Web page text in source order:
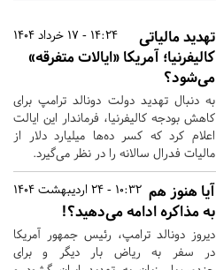
14:24 - 17 خرداد 1404
تهدید مالیاتی
کالیفرنیا؛ آمریکا «ایالات متفرقه»
می‌شود؟
به دنبال تهدید دولت دونالد ترامپ برای
کاهش بودجه کالیفرنیا، فرماندار این ایالت
اعلام کرد که کسر ده‌ها میلیارد دلار از
مالیات فدرال سالانه را در نظر می‌گیرد.
10:32 - 24 اردیبهشت 1404 آیا هنوز هم
به مذاکره ادامه می‌دهید؟!
دیروز دونالد ترامپ، رئيس جمهور آمریکا
در سفر به ریاض بار دیگر و برای